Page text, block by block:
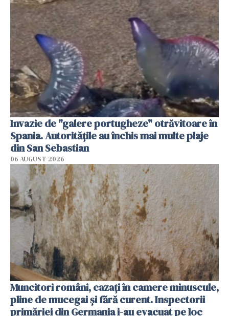
Invazie de "galere portugheze" otrăvitoare în
Spania. Autoritățile au închis mai multe plaje
din San Sebastian
06 AUGUST 2026
Muncitori români, cazați în camere minuscule,
pline de mucegai și fără curent. Inspectorii
primăriei din Germania i-au evacuat pe loc